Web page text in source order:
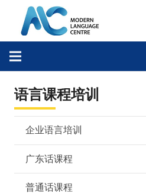
语言课程培训
企业语言培训
广东话课程
普通话课程